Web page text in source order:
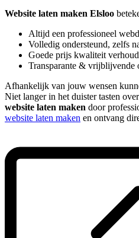
Website laten maken Elsloo
Altijd een professioneel
Volledig ondersteund, zelfs
Goede prijs kwaliteit
Transparante & vrijblijvende
Afhankelijk van jouw wensen
Niet langer in het duister tasten
website laten maken door
website laten maken en ontvang